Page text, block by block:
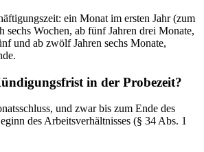
ein Monat im ersten Jahr (zum
sechs Wochen, ab fünf Jahren drei Monate,
und ab zwölf Jahren sechs Monate,
in der Probezeit?
und zwar bis zum Ende des
des Arbeitsverhältnisses (§ 34 Abs. 1